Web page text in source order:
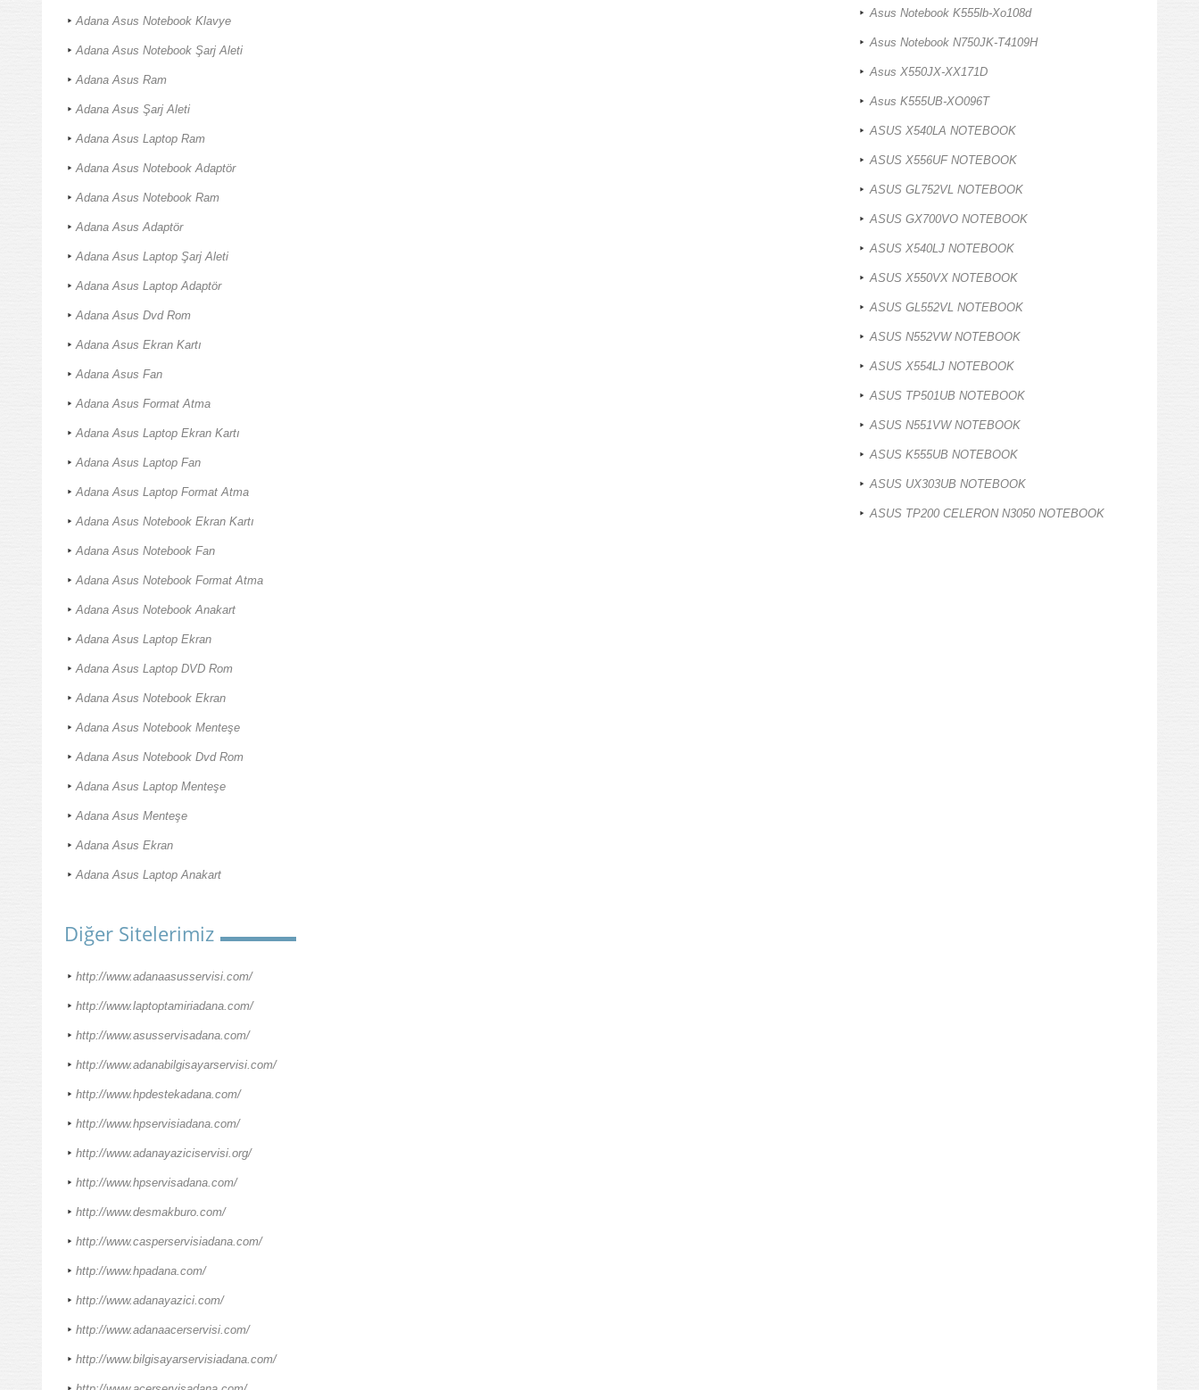
Adana Asus Notebook Klavye
Adana Asus Notebook Şarj Aleti
Adana Asus Ram
Adana Asus Şarj Aleti
Adana Asus Laptop Ram
Adana Asus Notebook Adaptör
Adana Asus Notebook Ram
Adana Asus Adaptör
Adana Asus Laptop Şarj Aleti
Adana Asus Laptop Adaptör
Adana Asus Dvd Rom
Adana Asus Ekran Kartı
Adana Asus Fan
Adana Asus Format Atma
Adana Asus Laptop Ekran Kartı
Adana Asus Laptop Fan
Adana Asus Laptop Format Atma
Adana Asus Notebook Ekran Kartı
Adana Asus Notebook Fan
Adana Asus Notebook Format Atma
Adana Asus Notebook Anakart
Adana Asus Laptop Ekran
Adana Asus Laptop DVD Rom
Adana Asus Notebook Ekran
Adana Asus Notebook Menteşe
Adana Asus Notebook Dvd Rom
Adana Asus Laptop Menteşe
Adana Asus Menteşe
Adana Asus Ekran
Adana Asus Laptop Anakart
Diğer Sitelerimiz
http://www.adanaasusservisi.com/
http://www.laptoptamiriadana.com/
http://www.asusservisadana.com/
http://www.adanabilgisayarservisi.com/
http://www.hpdestekadana.com/
http://www.hpservisiadana.com/
http://www.adanayaziciservisi.org/
http://www.hpservisadana.com/
http://www.desmakburo.com/
http://www.casperservisiadana.com/
http://www.hpadana.com/
http://www.adanayazici.com/
http://www.adanaacerservisi.com/
http://www.bilgisayarservisiadana.com/
Asus Notebook K555lb-Xo108d
Asus Notebook N750JK-T4109H
Asus X550JX-XX171D
Asus K555UB-XO096T
ASUS X540LA NOTEBOOK
ASUS X556UF NOTEBOOK
ASUS GL752VL NOTEBOOK
ASUS GX700VO NOTEBOOK
ASUS X540LJ NOTEBOOK
ASUS X550VX NOTEBOOK
ASUS GL552VL NOTEBOOK
ASUS N552VW NOTEBOOK
ASUS X554LJ NOTEBOOK
ASUS TP501UB NOTEBOOK
ASUS N551VW NOTEBOOK
ASUS K555UB NOTEBOOK
ASUS UX303UB NOTEBOOK
ASUS TP200 CELERON N3050 NOTEBOOK